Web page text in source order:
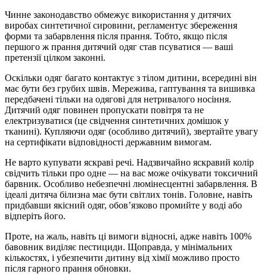
Чинне законодавство обмежує використання у дитячих
виробах синтетичної сировини, регламентує збереження
форми та забарвлення після прання. Тобто, якщо після
першого ж прання дитячий одяг став псуватися — ваші
претензії цілком законні.
Оскільки одяг багато контактує з тілом дитини, всередині він
має бути без грубих швів. Мережива, гаптування та вишивка
передбачені тільки на одягові для нетривалого носіння.
Дитячий одяг повинен пропускати повітря та не
електризуватися (це свідчення синтетичних домішок у
тканині). Купляючи одяг (особливо дитячий), звертайте увагу
на сертифікати відповідності державним вимогам.
Не варто купувати яскраві речі. Надзвичайно яскравий колір
свідчить тільки про одне — на вас може очікувати токсичний
барвник. Особливо небезпечні люмінесцентні забарвлення. В
ідеалі дитяча білизна має бути світлих тонів. Головне, навіть
придбавши якісний одяг, обов’язково промийте у воді або
відперіть його.
Проте, на жаль, навіть ці вимоги відносні, адже навіть 100%
бавовник виділяє пестициди. Щоправда, у мінімальних
кількостях, і убезпечити дитину від хімії можливо просто
після гарного прання обновки.